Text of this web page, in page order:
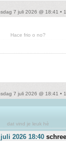
7 juli 2026 @ 18:41 •
Hace frio o no?
7 juli 2026 @ 18:41 •
dat vind je leuk hè
2026 18:40